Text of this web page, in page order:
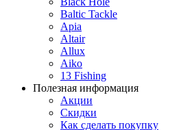
Baltic Tackle
Apia
Altair
Allux
Aiko
13 Fishing
Полезная информация
Акции
Скидки
Как сделать покупку